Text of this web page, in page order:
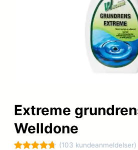
Extreme
Welldone
(103 kundeanmeldelser)